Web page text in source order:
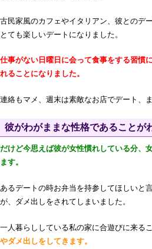
古民家風のカフェやイタリアン、彼とのデ
とても楽しいデートになりました。
仕事がない日曜日に会って食事をする習慣
れることになりました。
連絡もマメ、週末は素敵なお店でデート、
彼がわがままな性格であることが
だけど今思えば彼が女性慣れしている分、
ます。
あるデートの時お弁当を持参してほしいと
が、ダメ出しをされてしまいました。
一人暮らししている私の家に合遊びに来る
やダメ出しをしてきます。